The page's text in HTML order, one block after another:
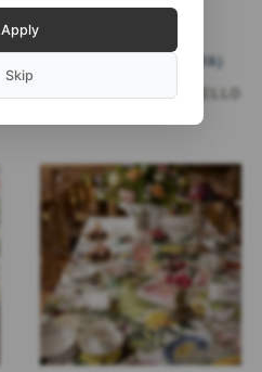
ESCL. IVA
AGGIUNGI AL CARRELLO
Apply
Skip